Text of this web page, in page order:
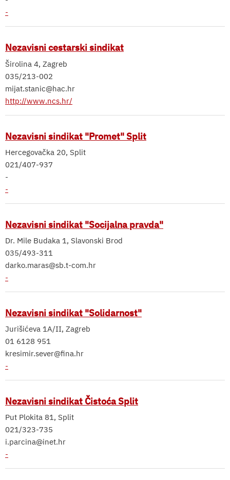
-
Nezavisni cestarski sindikat
Širolina 4, Zagreb
035/213-002
mijat.stanic@hac.hr
http://www.ncs.hr/
Nezavisni sindikat "Promet" Split
Hercegovačka 20, Split
021/407-937
-
-
Nezavisni sindikat "Socijalna pravda"
Dr. Mile Budaka 1, Slavonski Brod
035/493-311
darko.maras@sb.t-com.hr
-
Nezavisni sindikat "Solidarnost"
Jurišićeva 1A/II, Zagreb
01 6128 951
kresimir.sever@fina.hr
-
Nezavisni sindikat Čistoća Split
Put Plokita 81, Split
021/323-735
i.parcina@inet.hr
-